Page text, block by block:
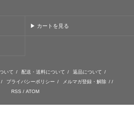
▶ カートを見る
いて / 配送・送料について / 返品について /
/ プライバシーポリシー / メルマガ登録・解除 / /
RSS / ATOM